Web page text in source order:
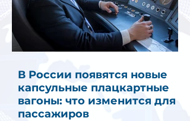
В России появятся новые
капсульные плацкартные
вагоны: что изменится для
пассажиров